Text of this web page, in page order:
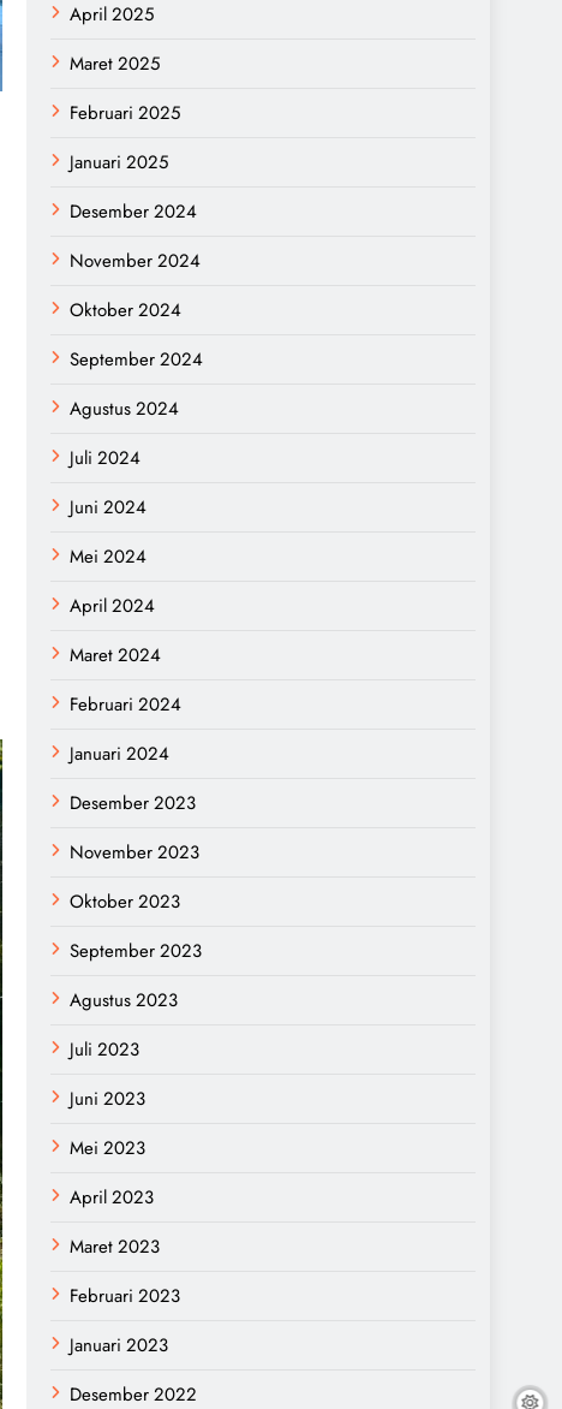
April 2025
Maret 2025
Februari 2025
Januari 2025
Desember 2024
November 2024
Oktober 2024
September 2024
Agustus 2024
Juli 2024
Juni 2024
Mei 2024
April 2024
Maret 2024
Februari 2024
Januari 2024
Desember 2023
November 2023
Oktober 2023
September 2023
Agustus 2023
Juli 2023
Juni 2023
Mei 2023
April 2023
Maret 2023
Februari 2023
Januari 2023
Desember 2022